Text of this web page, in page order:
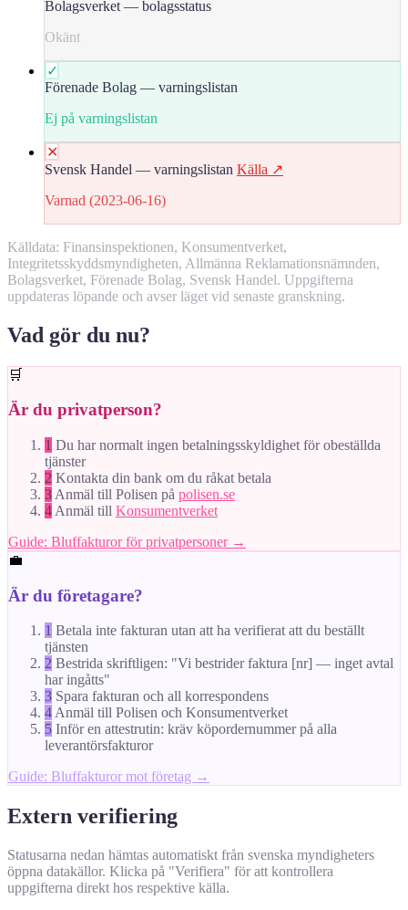
Bolagsverket — bolagsstatus
Okänt
✓
Förenade Bolag — varningslistan
Ej på varningslistan
✕
Svensk Handel — varningslistan Källa ↗
Varnad (2023-06-16)
Källdata: Finansinspektionen, Konsumentverket,
Integritetsskyddsmyndigheten, Allmänna Reklamationsnämnden,
Bolagsverket, Förenade Bolag, Svensk Handel. Uppgifterna
uppdateras löpande och avser läget vid senaste granskning.
Vad gör du nu?
🛒
Är du privatperson?
1 Du har normalt ingen betalningsskyldighet för obeställda
tjänster
2 Kontakta din bank om du råkat betala
3 Anmäl till Polisen på polisen.se
4 Anmäl till Konsumentverket
Guide: Bluffakturor för privatpersoner →
💼
Är du företagare?
1 Betala inte fakturan utan att ha verifierat att du beställt
tjänsten
2 Bestrida skriftligen: "Vi bestrider faktura [nr] — inget avtal
har ingåtts"
3 Spara fakturan och all korrespondens
4 Anmäl till Polisen och Konsumentverket
5 Inför en attestrutin: kräv köpordernummer på alla
leverantörsfakturor
Guide: Bluffakturor mot företag →
Extern verifiering
Statusarna nedan hämtas automatiskt från svenska myndigheters
öppna datakällor. Klicka på "Verifiera" för att kontrollera
uppgifterna direkt hos respektive källa.